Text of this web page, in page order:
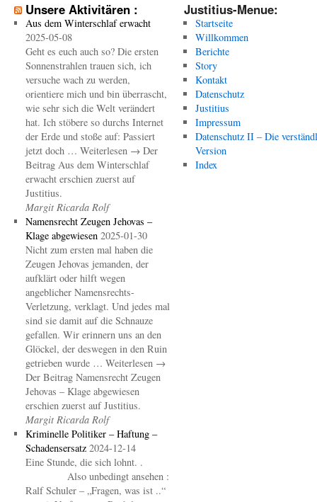
Unsere Aktivitären :
Aus dem Winterschlaf erwacht
2025-05-08
Geht es euch auch so? Die ersten
Sonnenstrahlen trauen sich, ich
versuche wach zu werden,
orientiere mich und bin überrascht,
wie sehr sich die Welt verändert
hat. Ich stöbere so durchs Internet
der Erde und stoße auf: Passiert
jetzt doch … Weiterlesen → Der
Beitrag Aus dem Winterschlaf
erwacht erschien zuerst auf
Justitius.
Margit Ricarda Rolf
Namensrecht Zeugen Jehovas –
Klage abgewiesen 2025-01-30
Nicht zum ersten mal haben die
Zeugen Jehovas jemanden, der
aufklärt oder hilft wegen
angeblicher Namensrechts-
Verletzung, verklagt. Und jedes mal
sind sie damit auf die Schnauze
gefallen. Wir erinnern uns an den
Glöckel, der deswegen in den Ruin
getrieben wurde … Weiterlesen →
Der Beitrag Namensrecht Zeugen
Jehovas – Klage abgewiesen
erschien zuerst auf Justitius.
Margit Ricarda Rolf
Kriminelle Politiker – Haftung –
Schadensersatz 2024-12-14
Eine Stunde, die sich lohnt. .
Also unbedingt ansehen :
Ralf Schuler – „Fragen, was ist ..“
Justitius-Menue:
Startseite
Willkommen
Berichte
Story
Kontakt
Datenschutz
Justitius
Impressum
Datenschutz II – Die
Version
Index